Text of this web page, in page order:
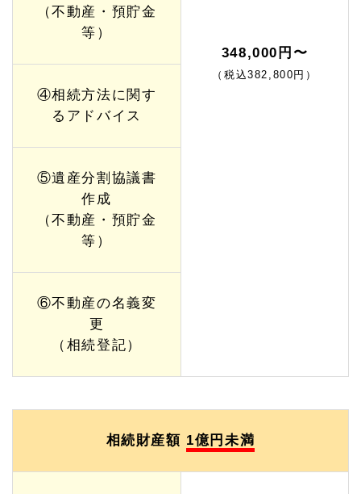
348,000円〜
（税込382,800円）
（不動産・預貯金
等）
④相続方法に関す
るアドバイス
⑤遺産分割協議書
作成
（不動産・預貯金
等）
⑥不動産の名義変
更
（相続登記）
相続財産額 1億円未満